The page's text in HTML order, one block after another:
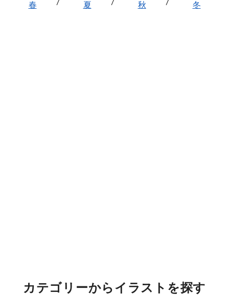
春
夏 秋 冬
カテゴリーからイラストを探す